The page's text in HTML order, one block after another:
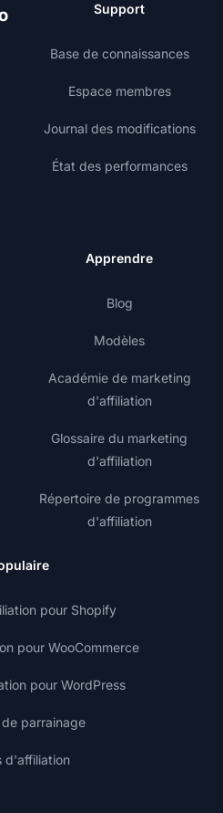
Support
Base de connaissances
Espace membres
Journal des modifications
État des performances
Apprendre
Blog
Modèles
Académie de marketing
d'affiliation
Glossaire du marketing
d'affiliation
Répertoire de programmes
d'affiliation
pour Shopify
pour WooCommerce
pour WordPress
parrainage
d'affiliation